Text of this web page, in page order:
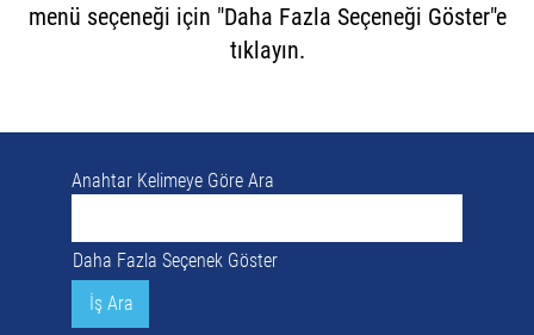
menü seçeneği için "Daha Fazla Seçeneği Göster"e
tıklayın.
Anahtar Kelimeye Göre Ara
Daha Fazla Seçenek Göster